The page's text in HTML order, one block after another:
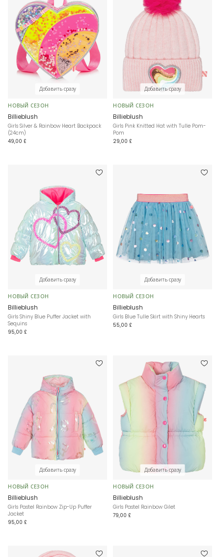
Добавить сразу
НОВЫЙ СЕЗОН
Billieblush
Girls Silver & Rainbow Heart Backpack
(24cm)
49,00 £
Добавить сразу
НОВЫЙ СЕЗОН
Billieblush
Girls Pink Knitted Hat with Tulle Pom-
Pom
29,00 £
Добавить сразу
НОВЫЙ СЕЗОН
Billieblush
Girls Shiny Blue Puffer Jacket with
Sequins
95,00 £
Добавить сразу
НОВЫЙ СЕЗОН
Billieblush
Girls Blue Tulle Skirt with Shiny Hearts
55,00 £
Добавить сразу
НОВЫЙ СЕЗОН
Billieblush
Girls Pastel Rainbow Zip-Up Puffer
Jacket
95,00 £
Добавить сразу
НОВЫЙ СЕЗОН
Billieblush
Girls Pastel Rainbow Gilet
79,00 £